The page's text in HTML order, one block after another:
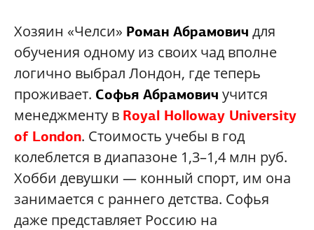
Хозяин «Челси» Роман Абрамович для
обучения одному из своих чад вполне
логично выбрал Лондон, где теперь
проживает. Софья Абрамович учится
менеджменту в Royal Holloway University
of London. Стоимость учебы в год
колеблется в диапазоне 1,3–1,4 млн руб.
Хобби девушки — конный спорт, им она
занимается с раннего детства. Софья
даже представляет Россию на